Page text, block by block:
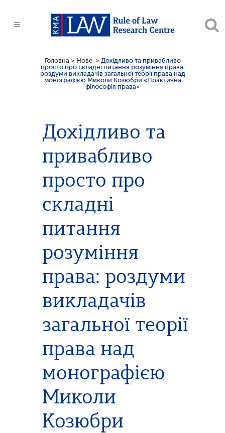
Головна > Нове > Дохідливо та привабливо
просто про складні питання розуміння права:
роздуми викладачів загальної теорії права над
монографією Миколи Козюбри «Практична
філософія права»
Дохідливо та
привабливо
просто про
складні
питання
розуміння
права: роздуми
викладачів
загальної теорії
права над
монографією
Миколи
Козюбри